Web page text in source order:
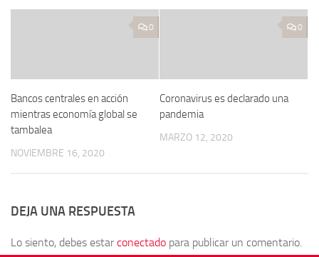
0
Bancos centrales en acción
mientras economía global se
tambalea
NOVIEMBRE 16, 2020
0
Coronavirus es declarado una
pandemia
MARZO 12, 2020
DEJA UNA RESPUESTA
Lo siento, debes estarconectado para publicar un comentario.